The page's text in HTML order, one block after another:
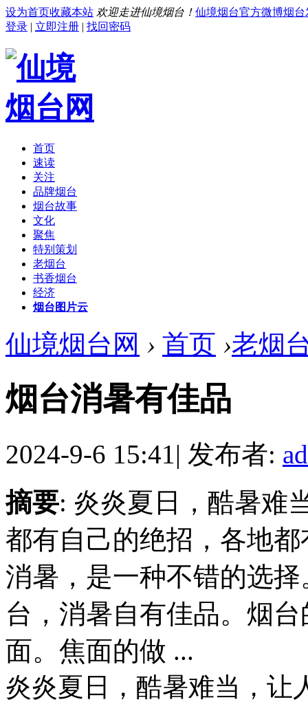
设为首页收藏本站 欢迎走进仙境烟台！ 仙境烟台官方微博烟台
登录 | 立即注册 | 找回密码
首页
速读
关注
品牌烟台
烟台故事
文化
聚焦
特别策划
老烟台
书香烟台
经济
烟台图片云
仙境烟台网 › 首页 ›老烟
烟台消暑有佳品
2024-9-6 15:41| 发布者:
摘要: 炎炎夏日，酷暑难
都有自己的绝招，各地
消暑，是一种不错的选
台，消暑自有佳品。烟
面。焦面的做 ...
炎炎夏日，酷暑难当，让